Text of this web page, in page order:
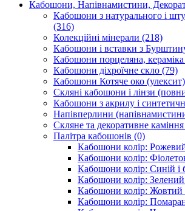
Кабошони, Напівнамистини,
Кабошони з натурального і
(316)
Колекційні мінерали (218)
Кабошони і вставки з
Кабошони порцеляна, кераміка
Кабошони діхроїчне скло (79)
Кабошони Котяче око (улексит)
Скляні кабошони і лінзи
Кабошони з акрилу і
Напівперлини
Скляне та декоративне каміння
Палітра кабошонів (0)
Кабошони колір: Рожевий
Кабошони колір:
Кабошони колір: Синій і
Кабошони колір: Зелений
Кабошони колір: Жовтий
Кабошони колір: